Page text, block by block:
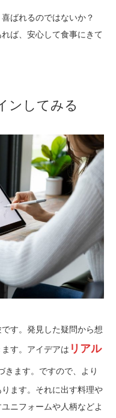
ばれるのではないか？
ば、安心して食事にきて
ンしてみる
す。発見した疑問から想
す。アイデアは リアル
きます。ですので、より
ます。それに出す料理や
ニフォームや人柄などよ